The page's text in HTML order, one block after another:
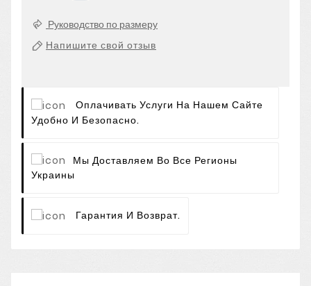
Руководство по размеру
Напишите свой отзыв
Оплачивать Услуги На Нашем Сайте
Удобно И Безопасно.
Мы Доставляем Во Все Регионы
Украины
Гарантия И Возврат.